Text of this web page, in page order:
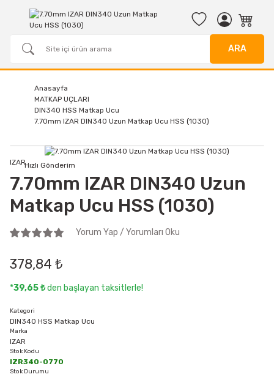
ARA
Anasayfa
MATKAP UÇLARI
DIN340 HSS Matkap Ucu
7.70mm IZAR DIN340 Uzun Matkap Ucu HSS (1030)
Hızlı Gönderim
IZAR
7.70mm IZAR DIN340 Uzun
Matkap Ucu HSS (1030)
Yorum Yap / Yorumları Oku
378,84 ₺
*39,65 ₺den başlayan taksitlerle!
Kategori
DIN340 HSS Matkap Ucu
Marka
IZAR
Stok Kodu
IZR340-0770
Stok Durumu